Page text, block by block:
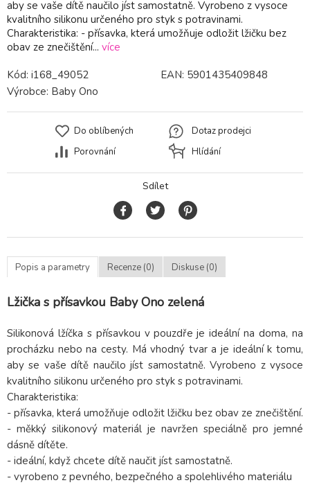
aby se vaše dítě naučilo jíst samostatně. Vyrobeno z vysoce
kvalitního silikonu určeného pro styk s potravinami.
Charakteristika: - přísavka, která umožňuje odložit lžičku bez
obav ze znečištění... více
Kód: i168_49052 EAN: 5901435409848
Výrobce: Baby Ono
Do oblíbených
Porovnání
Dotaz prodejci
Hlídání
Sdílet
Popis a parametry Recenze (0) Diskuse (0)
Lžička s přísavkou Baby Ono zelená
Silikonová lžíčka s přísavkou v pouzdře je ideální na doma, na
procházku nebo na cesty. Má vhodný tvar a je ideální k tomu,
aby se vaše dítě naučilo jíst samostatně. Vyrobeno z vysoce
kvalitního silikonu určeného pro styk s potravinami.
Charakteristika:
- přísavka, která umožňuje odložit lžičku bez obav ze znečištění.
- měkký silikonový materiál je navržen speciálně pro jemné
dásně dítěte.
- ideální, když chcete dítě naučit jíst samostatně.
- vyrobeno z pevného, bezpečného a spolehlivého materiálu